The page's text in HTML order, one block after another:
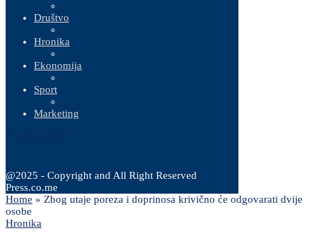
Društvo
Hronika
Ekonomija
Sport
Marketing
@2025 - Copyright and All Right Reserved
Press.co.me
Home » Zbog utaje poreza i doprinosa krivično će odgovarati dvije
osobe
Hronika